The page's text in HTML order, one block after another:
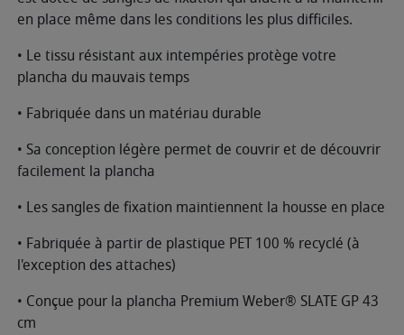
en place même dans les conditions les plus difficiles.
• Le tissu résistant aux intempéries protège votre
plancha du mauvais temps
• Fabriquée dans un matériau durable
• Sa conception légère permet de couvrir et de découvrir
facilement la plancha
• Les sangles de fixation maintiennent la housse en place
• Fabriquée à partir de plastique PET 100 % recyclé (à
l'exception des attaches)
• Conçue pour la plancha Premium Weber® SLATE GP 43
cm